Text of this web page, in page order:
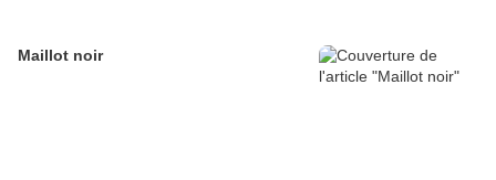
Maillot noir